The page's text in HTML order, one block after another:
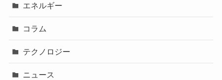
エネルギー
コラム
テクノロジー
ニュース